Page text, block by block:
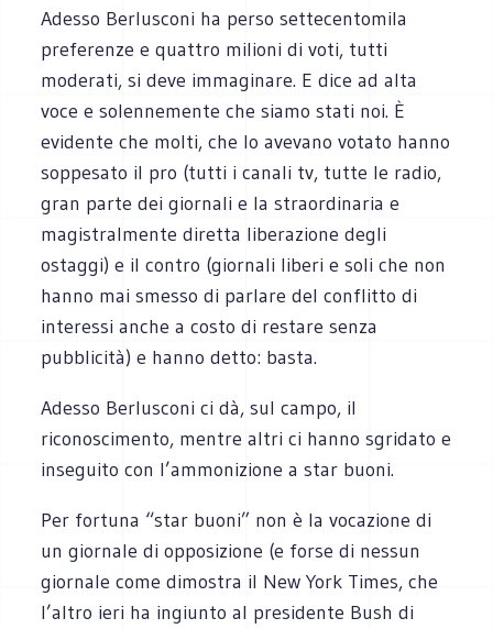
Adesso Berlusconi ha perso settecentomila
preferenze e quattro milioni di voti, tutti
moderati, si deve immaginare. E dice ad alta
voce e solennemente che siamo stati noi. È
evidente che molti, che lo avevano votato hanno
soppesato il pro (tutti i canali tv, tutte le radio,
gran parte dei giornali e la straordinaria e
magistralmente diretta liberazione degli
ostaggi) e il contro (giornali liberi e soli che non
hanno mai smesso di parlare del conflitto di
interessi anche a costo di restare senza
pubblicità) e hanno detto: basta.
Adesso Berlusconi ci dà, sul campo, il
riconoscimento, mentre altri ci hanno sgridato e
inseguito con l’ammonizione a star buoni.
Per fortuna “star buoni” non è la vocazione di
un giornale di opposizione (e forse di nessun
giornale come dimostra il New York Times, che
l’altro ieri ha ingiunto al presidente Bush di